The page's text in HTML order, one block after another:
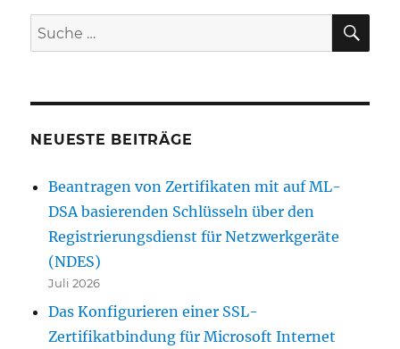
Suche
nach:
NEUESTE BEITRÄGE
Beantragen von Zertifikaten mit auf ML-
DSA basierenden Schlüsseln über den
Registrierungsdienst für Netzwerkgeräte
(NDES)
Juli 2026
Das Konfigurieren einer SSL-
Zertifikatbindung für Microsoft Internet